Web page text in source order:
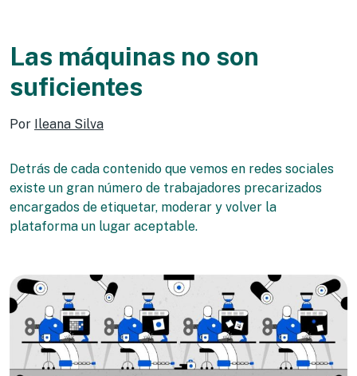
Las máquinas no son
suficientes
Por Ileana Silva
Detrás de cada contenido que vemos en redes sociales
existe un gran número de trabajadores precarizados
encargados de etiquetar, moderar y volver la
plataforma un lugar aceptable.